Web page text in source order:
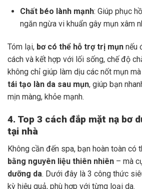
Chất béo lành mạnh: Giúp phục
ngăn ngừa vi khuẩn gây mụn xâm
Tóm lại, bơ có thể hỗ trợ trị mụn nếu
cách và kết hợp với lối sống, chế độ
không chỉ giúp làm dịu các nốt mụn
tái tạo làn da sau mụn, giúp bạn
mịn màng, khỏe mạnh.
4. Top 3 cách đắp mặt nạ bơ
tại nhà
Không cần đến spa, bạn hoàn toàn có
bằng nguyên liệu thiên nhiên – mà
dưỡng da. Dưới đây là 3 công thức
kỳ hiệu quả, phù hợp với từng loại da.